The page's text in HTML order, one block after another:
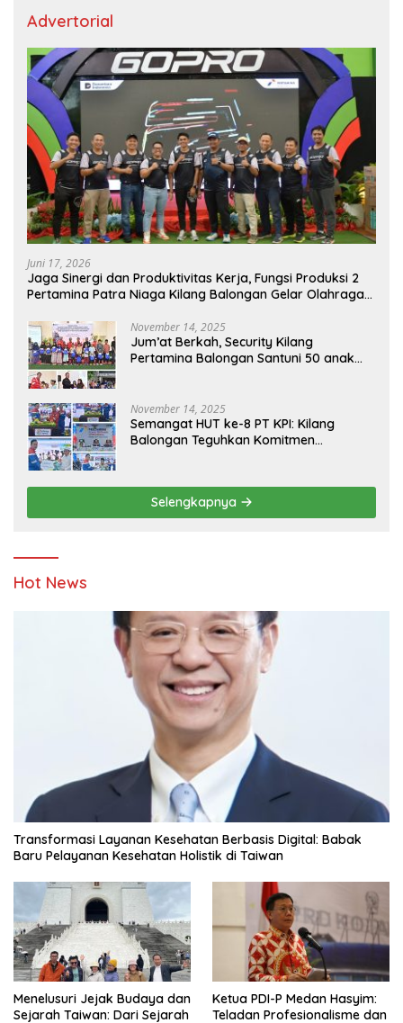
Advertorial
Juni 17, 2026
Jaga Sinergi dan Produktivitas Kerja, Fungsi Produksi 2
Pertamina Patra Niaga Kilang Balongan Gelar Olahraga
November 14, 2025
Jum’at Berkah, Security Kilang
Pertamina Balongan Santuni 50 anak
November 14, 2025
Semangat HUT ke-8 PT KPI: Kilang
Balongan Teguhkan Komitmen
Pendidikan
Selengkapnya
Hot News
Transformasi Layanan Kesehatan Berbasis Digital: Babak
Baru Pelayanan Kesehatan Holistik di Taiwan
Menelusuri Jejak Budaya dan
Sejarah Taiwan: Dari Sejarah
Ketua PDI-P Medan Hasyim:
Teladan Profesionalisme dan